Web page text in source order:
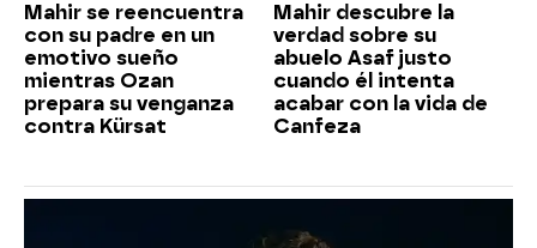
Mahir se reencuentra
con su padre en un
emotivo sueño
mientras Ozan
prepara su venganza
contra Kürsat
Mahir descubre la
verdad sobre su
abuelo Asaf justo
cuando él intenta
acabar con la vida de
Canfeza